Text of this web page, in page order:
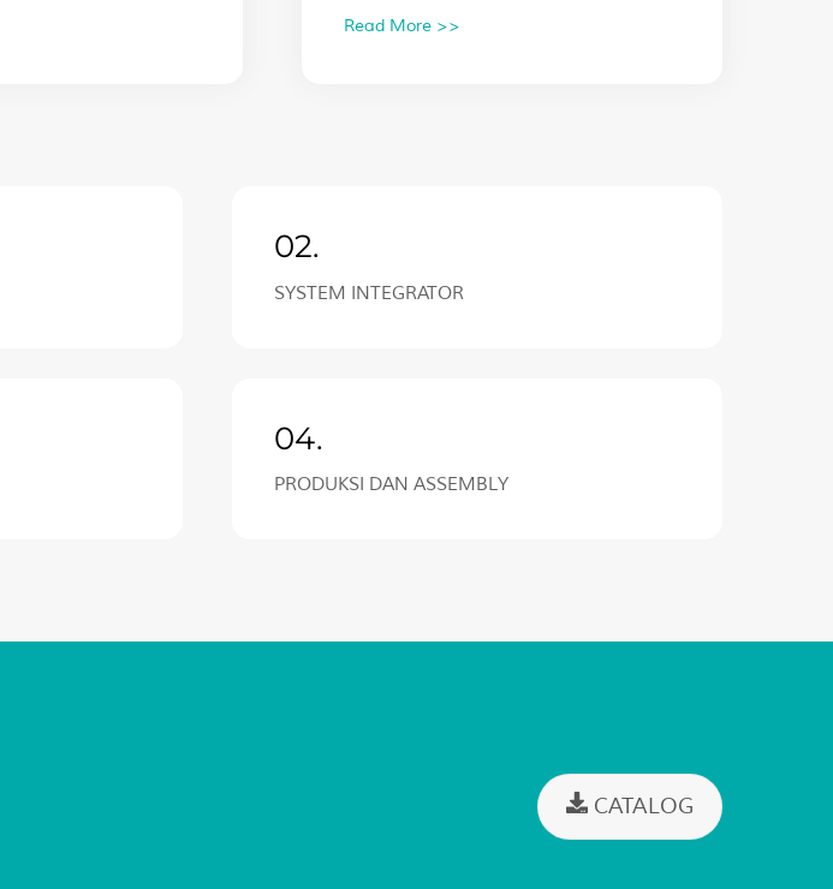
Read More >>
02.
SYSTEM INTEGRATOR
04.
PRODUKSI DAN ASSEMBLY
CATALOG